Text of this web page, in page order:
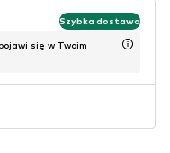
Szybka dostawa
się w Twoim